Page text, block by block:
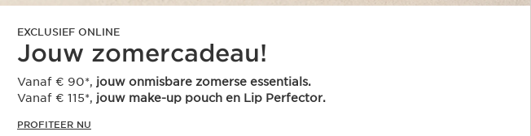
EXCLUSIEF ONLINE
Jouw zomercadeau!
Vanaf € 90*, jouw onmisbare zomerse essentials.
Vanaf € 115*, jouw make-up pouch en Lip Perfector.
PROFITEER NU